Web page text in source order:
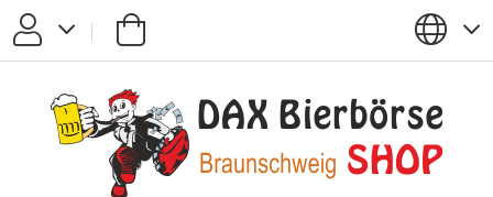
Anmelden Registrieren
Passwort vergessen?